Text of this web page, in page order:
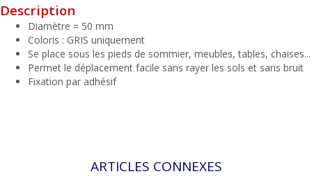
Description
Diamètre = 50 mm
Coloris : GRIS uniquement
Se place sous les pieds de sommier, meubles, tables, chaises...
Permet le déplacement facile sans rayer les sols et sans bruit
Fixation par adhésif
ARTICLES CONNEXES
Tout Refuser